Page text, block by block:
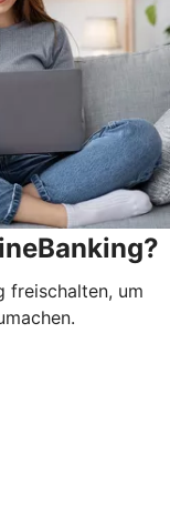
freischalten, um